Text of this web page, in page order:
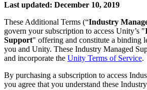
プランと価格
デプロイ
マルチプラットフォーム
Unity がサポートする 25 以上のプラッ
LiveOps
顧客体験
インタラクティブな3D体験を作成する
業界
製造業
運用の卓越性を達成する
小売
ロードマップ
今後の機能をレビューする
用語集
技術用語のライブラリ
インサイト
コミュニティストーリー
Made with Unity
Unityクリエイターの紹介
ライブストリーム
スタートガイド
学習を開始しましょう
Unityエッセンシャルパスウェイ
Unity は初めてですか？旅を始めましょ
ハウツーガイド
FAQ
お問い合わせ
私たちのチームに連絡する
Last updated: December 10, 2019
These Additional Terms (“Industry
govern your subscription to access Unity’s "
Support" offering and constitute a binding
you and Unity. These Industry Managed
and incorporate the Unity Terms of Service.
By purchasing a subscription to access
you agree that you understand these